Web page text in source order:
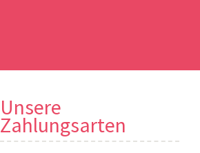
Unsere
Zahlungsarten